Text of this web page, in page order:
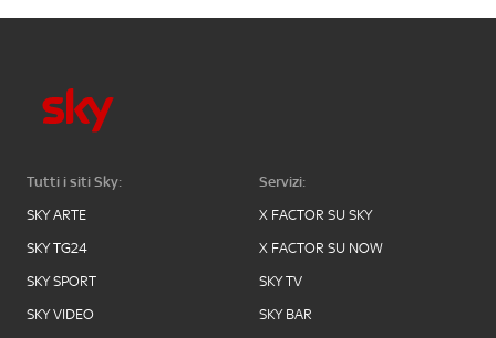
Tutti i siti Sky:
SKY ARTE
SKY TG24
SKY SPORT
SKY VIDEO
Servizi:
X FACTOR SU SKY
X FACTOR SU NOW
SKY TV
SKY BAR